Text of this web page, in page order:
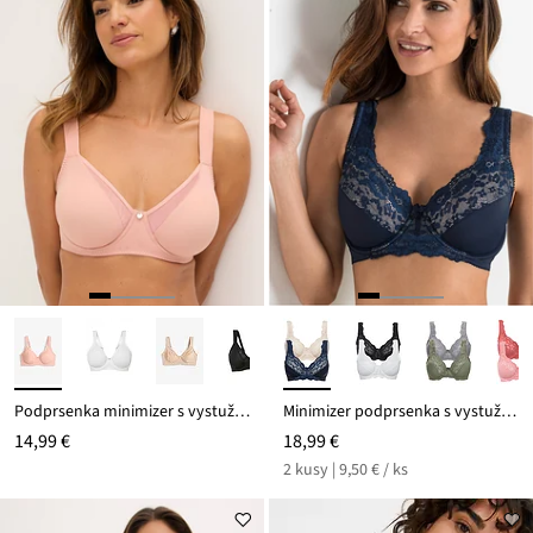
Podprsenka minimizer s vystuženými ramienkami
14,99 €
Minimizer podprsenka s vystuženými ramienkami (2 ks)
18,99 €
2 kusy | 9,50 € / ks